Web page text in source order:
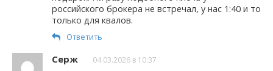
российского брокера не встречал, у нас 1:40 и то
только для квалов.
Ответить
Серж 04.03.2026 в 10:37